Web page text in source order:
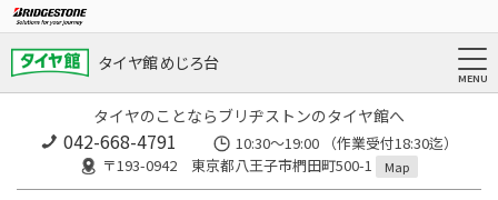
タイヤ館 めじろ台
タイヤのことならブリヂストンのタイヤ館へ
042-668-4791
10:30～19:00 （作業受付18:30迄）
〒193-0942 東京都八王子市椚田町500-1
Map